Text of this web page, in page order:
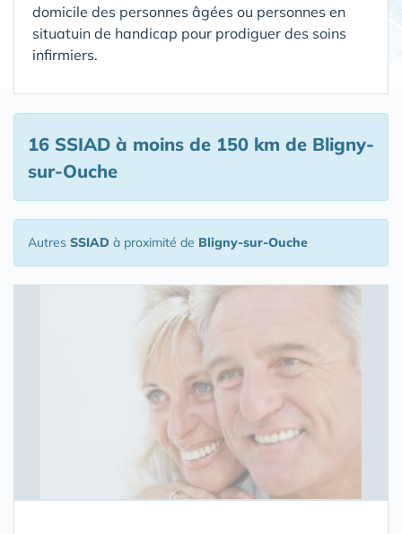
domicile des personnes âgées ou personnes en
situatuin de handicap pour prodiguer des soins
infirmiers.
16 SSIAD à moins de 150 km de Bligny-
sur-Ouche
Autres SSIAD à proximité de Bligny-sur-Ouche